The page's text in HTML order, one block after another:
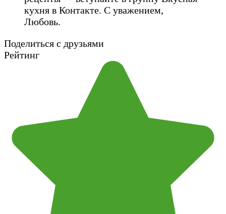
кухня в Контакте. С уважением,
Любовь.
Поделиться с друзьями
Рейтинг